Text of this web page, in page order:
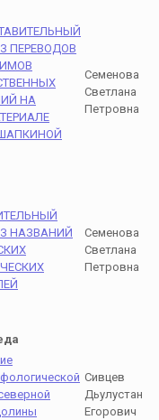
ПЕРЕВОДОВ
НА
Семенова
Светлана
Петровна
НАЗВАНИЙ
Семенова
Светлана
Петровна
Сивцев
Дьулустан
Егорович